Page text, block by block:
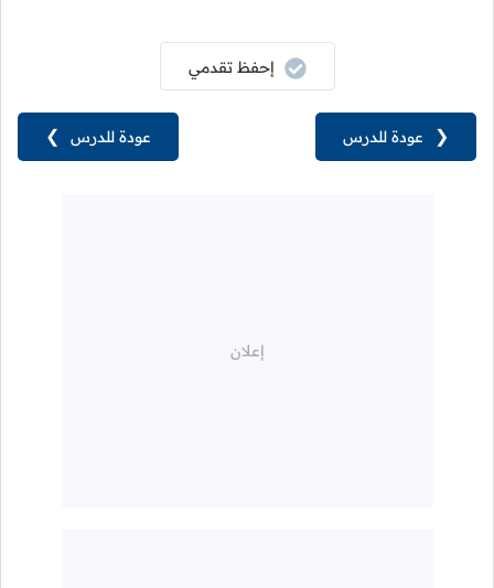
عودة للدرس ❯
إحفظ تقدمي
❮ عودة للدرس